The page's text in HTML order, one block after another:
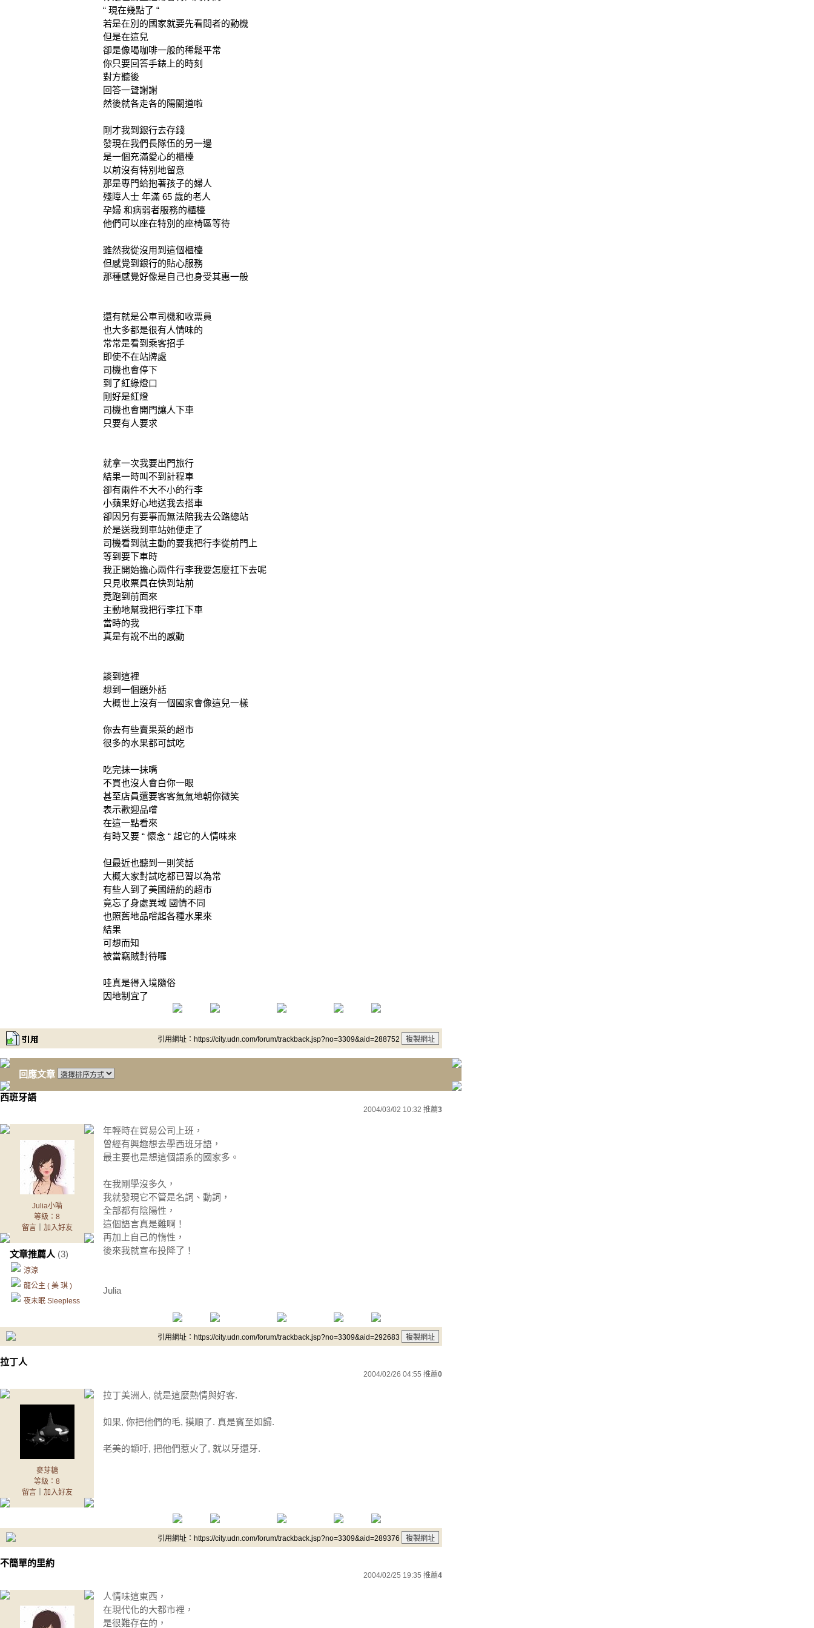
“ 現在幾點了 “
若是在別的國家就要先看問者的動機
但是在這兒
卻是像喝咖啡一般的稀鬆平常
你只要回答手錶上的時刻
對方聽後
回答一聲謝謝
然後就各走各的陽關道啦
剛才我到銀行去存錢
發現在我們長隊伍的另一邊
是一個充滿愛心的櫃檯
以前沒有特別地留意
那是專門給抱著孩子的婦人
殘障人士 年滿 65 歲的老人
孕婦 和病弱者服務的櫃檯
他們可以座在特別的座椅區等待
雖然我從沒用到這個櫃檯
但感覺到銀行的貼心服務
那種感覺好像是自己也身受其惠一般
還有就是公車司機和收票員
也大多都是很有人情味的
常常是看到乘客招手
即使不在站牌處
司機也會停下
到了紅綠燈口
剛好是紅燈
司機也會開門讓人下車
只要有人要求
就拿一次我要出門旅行
結果一時叫不到計程車
卻有兩件不大不小的行李
小蘋果好心地送我去搭車
卻因另有要事而無法陪我去公路總站
於是送我到車站她便走了
司機看到就主動的要我把行李從前門上
等到要下車時
我正開始擔心兩件行李我要怎麼扛下去呢
只見收票員在快到站前
竟跑到前面來
主動地幫我把行李扛下車
當時的我
真是有說不出的感動
談到這裡
想到一個題外話
大概世上沒有一個國家會像這兒一樣
你去有些賣果菜的超市
很多的水果都可試吃
吃完抹一抹嘴
不買也沒人會白你一眼
甚至店員還要客客氣氣地朝你微笑
表示歡迎品嚐
在這一點看來
有時又要 “ 懷念 “ 起它的人情味來
但最近也聽到一則笑話
大概大家對試吃都已習以為常
有些人到了美國紐約的超市
竟忘了身處異域 國情不同
也照舊地品嚐起各種水果來
結果
可想而知
被當竊賊對待囉
哇真是得入境隨俗
因地制宜了
引用網址：https://city.udn.com/forum/trackback.jsp?no=3309&aid=288752
回應文章
西班牙語
2004/03/02 10:32 推薦3
Julia小喵
等級：8
留言｜ 加入好友
文章推薦人 (3)
涼涼
龍公主 ( 美 琪 )
夜未眠 Sleepless
年輕時在貿易公司上班，
曾經有興趣想去學西班牙語，
最主要也是想這個語系的國家多。
在我剛學沒多久，
我就發現它不管是名詞、動詞，
全部都有陰陽性，
這個語言真是難啊！
再加上自己的惰性，
後來我就宣布投降了！
Julia
引用網址：https://city.udn.com/forum/trackback.jsp?no=3309&aid=292683
拉丁人
2004/02/26 04:55 推薦0
麥芽糖
等級：8
留言｜ 加入好友
拉丁美洲人, 就是這麼熱情與好客.
如果, 你把他們的毛, 摸順了. 真是賓至如歸.
老美的顓吁, 把他們惹火了, 就以牙還牙.
引用網址：https://city.udn.com/forum/trackback.jsp?no=3309&aid=289376
不簡單的里約
2004/02/25 19:35 推薦4
人情味這東西，
在現代化的大都市裡，
是很難存在的，